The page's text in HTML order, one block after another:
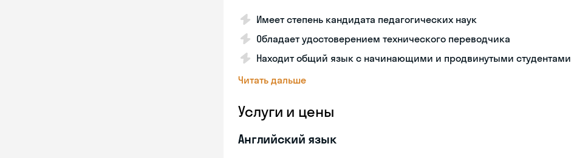
Имеет степень кандидата педагогических наук
Обладает удостоверением технического переводчика
Находит общий язык с начинающими и продвинутыми студентами
Читать дальше
Услуги и цены
Английский язык